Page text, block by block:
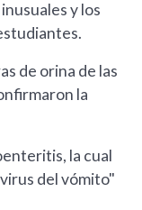
y los
de orina de las
la
la cual
del vómito"